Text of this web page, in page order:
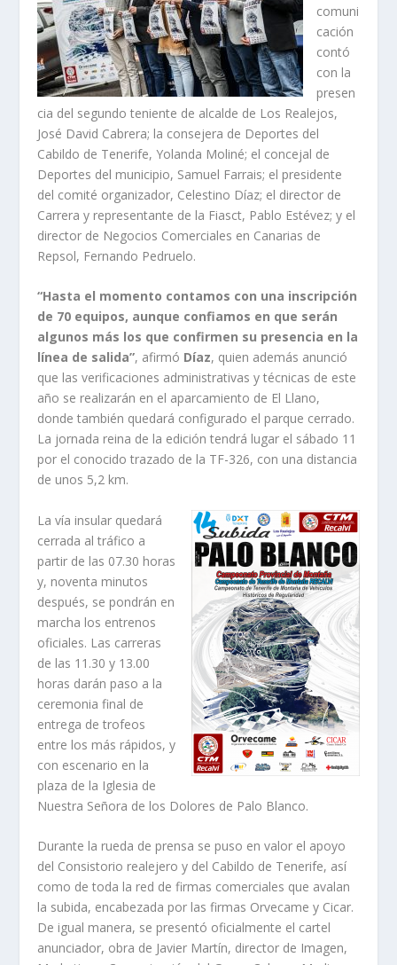
comuni
cación
contó
con la
presen
cia del segundo teniente de alcalde de Los Realejos,
José David Cabrera; la consejera de Deportes del
Cabildo de Tenerife, Yolanda Moliné; el concejal de
Deportes del municipio, Samuel Farrais; el presidente
del comité organizador, Celestino Díaz; el director de
Carrera y representante de la Fiasct, Pablo Estévez; y el
director de Negocios Comerciales en Canarias de
Repsol, Fernando Pedruelo.
“Hasta el momento contamos con una inscripción
de 70 equipos, aunque confiamos en que serán
algunos más los que confirmen su presencia en la
línea de salida”, afirmó Díaz, quien además anunció
que las verificaciones administrativas y técnicas de este
año se realizarán en el aparcamiento de El Llano,
donde también quedará configurado el parque cerrado.
La jornada reina de la edición tendrá lugar el sábado 11
por el conocido trazado de la TF-326, con una distancia
de unos 5,2 km.
La vía insular quedará
cerrada al tráfico a
partir de las 07.30 horas
y, noventa minutos
después, se pondrán en
marcha los entrenos
oficiales. Las carreras
de las 11.30 y 13.00
horas darán paso a la
ceremonia final de
entrega de trofeos
entre los más rápidos, y
con escenario en la
plaza de la Iglesia de
Nuestra Señora de los Dolores de Palo Blanco.
Durante la rueda de prensa se puso en valor el apoyo
del Consistorio realejero y del Cabildo de Tenerife, así
como de toda la red de firmas comerciales que avalan
la subida, encabezada por las firmas Orvecame y Cicar.
De igual manera, se presentó oficialmente el cartel
anunciador, obra de Javier Martín, director de Imagen,